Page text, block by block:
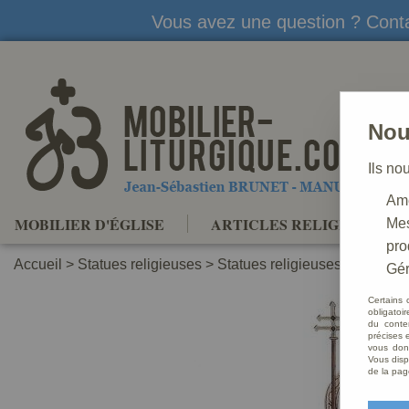
Vous avez une question ?
MOBILIER D'ÉGLISE ARTICLES RELIGIEUX
Accueil > Statues religieuses > Statues religieuses Saints
Ils
Certains
du
précises
vous
Vous
de la